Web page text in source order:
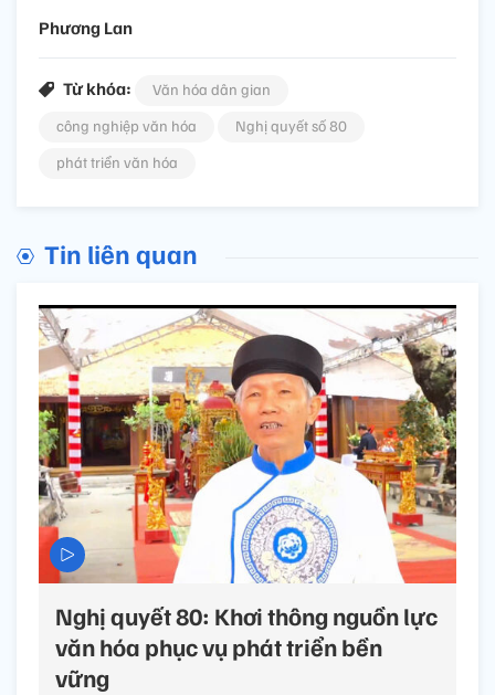
Phương Lan
Từ khóa:
Văn hóa dân gian
công nghiệp văn hóa
Nghị quyết số 80
phát triển văn hóa
Tin liên quan
Nghị quyết 80: Khơi thông nguồn lực
văn hóa phục vụ phát triển bền
vững